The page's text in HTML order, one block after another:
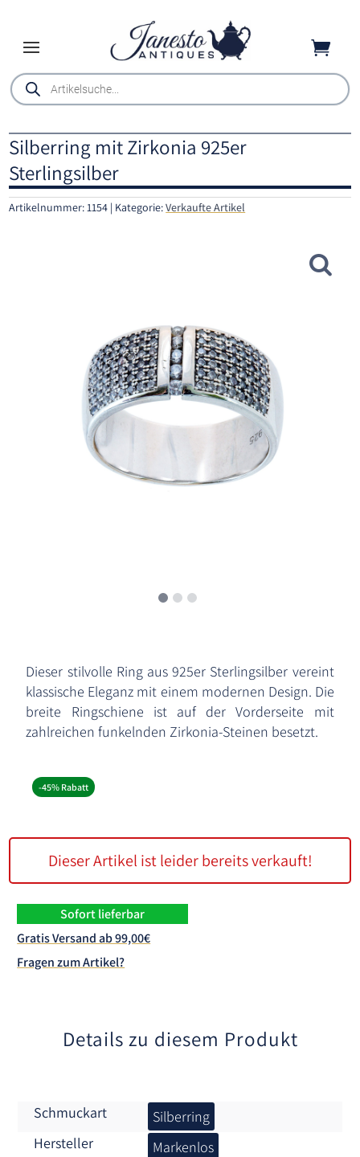

Products
search
Silberring mit Zirkonia 925er
Sterlingsilber
Artikelnummer:1154 Kategorie:Verkaufte Artikel
Dieser stilvolle Ring aus 925er Sterlingsilber vereint
klassische Eleganz mit einem modernen Design. Die
breite Ringschiene ist auf der Vorderseite mit
zahlreichen funkelnden Zirkonia-Steinen besetzt.
-45% Rabatt
Dieser Artikel ist leider bereits verkauft!
Sofort lieferbar
Gratis Versand ab 99,00€
Fragen zum Artikel?
Details zu diesem Produkt
Schmuckart
Silberring
Hersteller
Markenlos